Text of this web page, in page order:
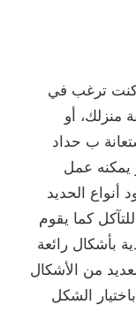
كنت ترغب في
منزلك، أو
ب حداد
يمكنه عمل
أنواع الحديد
كما يقوم
بأشكال رائعة
من الأشكال
الشكل